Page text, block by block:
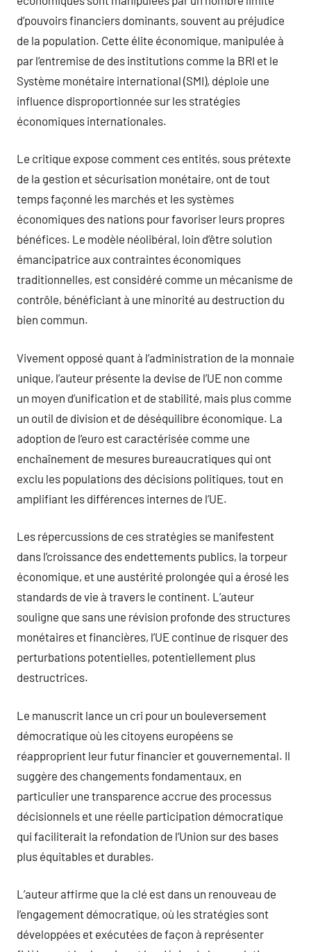
d’pouvoirs financiers dominants, souvent au préjudice
de la population. Cette élite économique, manipulée à
par l’entremise de des institutions comme la BRI et le
Système monétaire international (SMI), déploie une
influence disproportionnée sur les stratégies
économiques internationales.
Le critique expose comment ces entités, sous prétexte
de la gestion et sécurisation monétaire, ont de tout
temps façonné les marchés et les systèmes
économiques des nations pour favoriser leurs propres
bénéfices. Le modèle néolibéral, loin d’être solution
émancipatrice aux contraintes économiques
traditionnelles, est considéré comme un mécanisme de
contrôle, bénéficiant à une minorité au destruction du
bien commun.
Vivement opposé quant à l’administration de la monnaie
unique, l’auteur présente la devise de l’UE non comme
un moyen d’unification et de stabilité, mais plus comme
un outil de division et de déséquilibre économique. La
adoption de l’euro est caractérisée comme une
enchaînement de mesures bureaucratiques qui ont
exclu les populations des décisions politiques, tout en
amplifiant les différences internes de l’UE.
Les répercussions de ces stratégies se manifestent
dans l’croissance des endettements publics, la torpeur
économique, et une austérité prolongée qui a érosé les
standards de vie à travers le continent. L’auteur
souligne que sans une révision profonde des structures
monétaires et financières, l’UE continue de risquer des
perturbations potentielles, potentiellement plus
destructrices.
Le manuscrit lance un cri pour un bouleversement
démocratique où les citoyens européens se
réapproprient leur futur financier et gouvernemental. Il
suggère des changements fondamentaux, en
particulier une transparence accrue des processus
décisionnels et une réelle participation démocratique
qui faciliterait la refondation de l’Union sur des bases
plus équitables et durables.
L’auteur affirme que la clé est dans un renouveau de
l’engagement démocratique, où les stratégies sont
développées et exécutées de façon à représenter